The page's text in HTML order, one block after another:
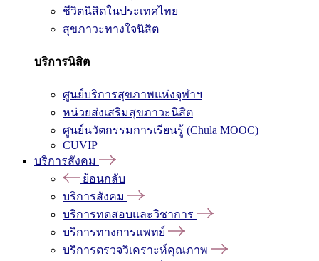
ชีวิตนิสิตในประเทศไทย
สุขภาวะทางใจนิสิต
บริการนิสิต
ศูนย์บริการสุขภาพแห่งจุฬาฯ
หน่วยส่งเสริมสุขภาวะนิสิต
ศูนย์นวัตกรรมการเรียนรู้ (Chula MOOC)
CUVIP
บริการสังคม
ย้อนกลับ
บริการสังคม
บริการทดสอบและวิชาการ
บริการทางการแพทย์
บริการตรวจวิเคราะห์คุณภาพ